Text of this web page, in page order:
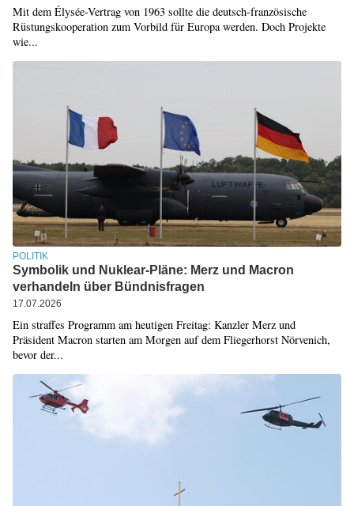
Mit dem Élysée-Vertrag von 1963 sollte die deutsch-französische
Rüstungskooperation zum Vorbild für Europa werden. Doch Projekte
wie...
POLITIK
Symbolik und Nuklear-Pläne: Merz und Macron
verhandeln über Bündnisfragen
17.07.2026
Ein straffes Programm am heutigen Freitag: Kanzler Merz und
Präsident Macron starten am Morgen auf dem Fliegerhorst Nörvenich,
bevor der...